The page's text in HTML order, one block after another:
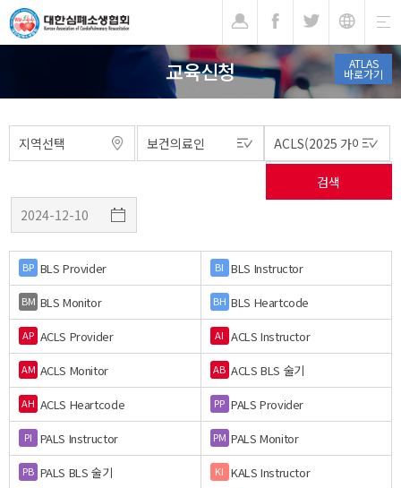
ATLAS
바로가기
교육신청
BP BLS Provider BI BLS Instructor
BM BLS Monitor BH BLS Heartcode
AP ACLS Provider AI ACLS Instructor
AM ACLS Monitor AB ACLS BLS 술기
AH ACLS Heartcode PP PALS Provider
PI PALS Instructor PM PALS Monitor
PB PALS BLS 술기 KI KALS Instructor